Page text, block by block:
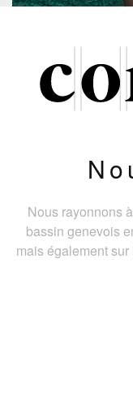
Nous rayonnons
bassin genevois
mais également